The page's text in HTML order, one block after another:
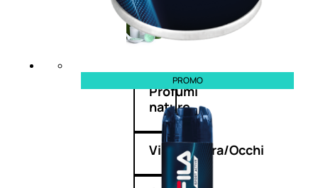
Profumi
nature
Viso/Labbra/Occhi
PROMO